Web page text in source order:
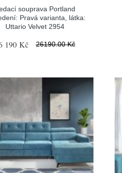
souprava Portland
Pravá varianta, látka:
Uttario Velvet 2954
190 Kč 26190.00 Kč